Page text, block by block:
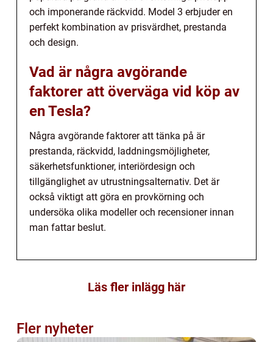
och imponerande räckvidd. Model 3 erbjuder en
perfekt kombination av prisvärdhet, prestanda
och design.
Vad är några avgörande
faktorer att överväga vid köp av
en Tesla?
Några avgörande faktorer att tänka på är
prestanda, räckvidd, laddningsmöjligheter,
säkerhetsfunktioner, interiördesign och
tillgänglighet av utrustningsalternativ. Det är
också viktigt att göra en provkörning och
undersöka olika modeller och recensioner innan
man fattar beslut.
Läs fler inlägg här
Fler nyheter